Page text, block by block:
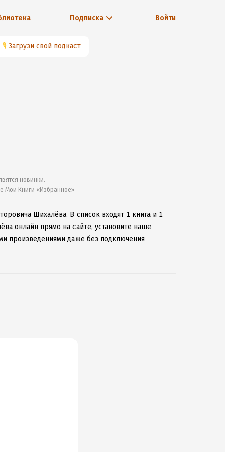
Подписка Войти
🎙 Загрузи свой подкаст
новинки.
Мои Книги «Избранное»
Шихалёва. В список входят 1 книга и 1
онлайн прямо на сайте, установите наше
произведениями даже без подключения